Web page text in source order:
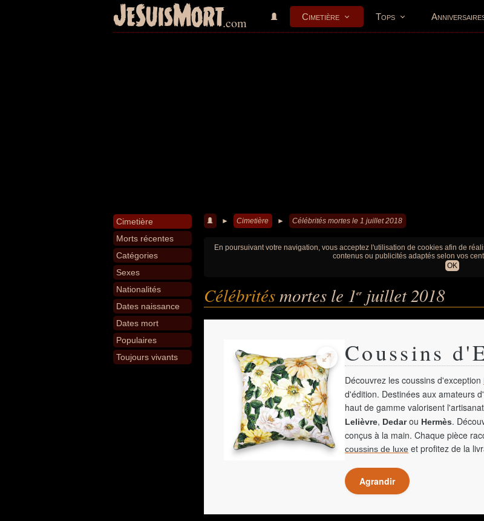
JeSuisMort.com Cimetière Tops
Cimetière
Morts récentes
Catégories
Sexes
Nationalités
Dates naissance
Dates mort
Populaires
Toujours vivants
► Cimetière ► Célébrités mortes le 1 juillet 2018
En poursuivant votre navigation, vous acceptez l'utilisation de cookies afin de
contenus ou publicités adaptés selon vos
OK
Célébritésmortes le 1erjuillet 2018
Coussins
Découvrez les coussins d'exception
d'édition. Destinées aux amateurs
haut de gamme valorisent
Lelièvre, Dedarou Hermès.
conçus à la main. Chaque pièce
coussins de luxe et profitez de la
Agrandir